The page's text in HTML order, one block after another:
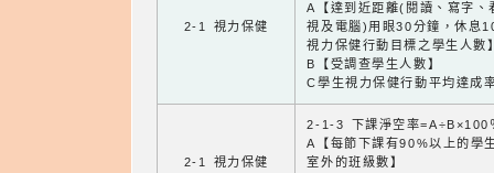
2-1 視力保健
A【達到近距離(閱讀、寫字、
視及電腦)用眼30分鐘，休息
視力保健行動目標之學生人數
B【受調查學生人數】
C學生視力保健行動平均達成
2-1 視力保健
2-1-3 下課淨空率=A÷B×100
A【每節下課有90%以上的學
室外的班級數】